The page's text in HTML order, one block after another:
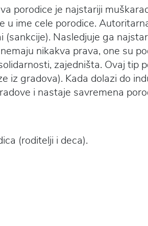
porodice je najstariji
u ime cele porodice.
(sankcije). Nasledjuje ga
nikakva prava, one su
zajedništa. Ovaj tip
iz gradova). Kada dolazi do
i nastaje savremena
(roditelji i deca).